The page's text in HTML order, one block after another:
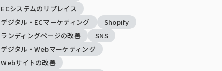
ECシステムのリプレイス
デジタル・ECマーケティング
Shopify
ランディングページの改善
SNS
デジタル・Webマーケティング
Webサイトの改善